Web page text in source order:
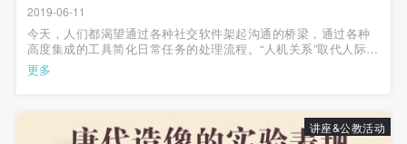
2019-06-11
今天，人们都渴望通过各种社交软件架起沟通的桥梁，通过各种
高度集成的工具简化日常任务的处理流程。“人机关系”取代人际关
系，改变了人们的生活与工作方式,也改变了人的心理和行为。随
着社交媒体重塑媒介格局与形态，社交智能创想和实现也逐渐走
更多
讲座&公教活动
品质。
第三条
参加本次活动人员应该是成年人（具有完全民事行为
同下参观。
品质。
第三条
参加本次活动人员应该是成年人（具有完全民事行为
同下参观。
品质。
第三条
参加本次活动人员应该是成年人（具有完全民事行为
同下参观。